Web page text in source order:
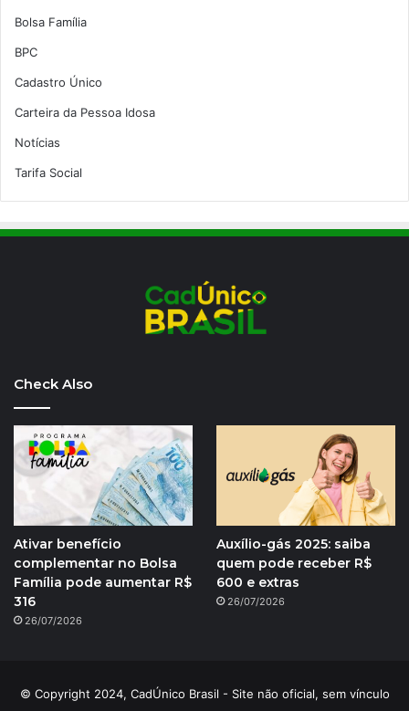
Bolsa Família
BPC
Cadastro Único
Carteira da Pessoa Idosa
Notícias
Tarifa Social
Check Also
Ativar benefício
complementar no Bolsa
Família pode aumentar R$
316
26/07/2026
Auxílio-gás 2025: saiba
quem pode receber R$
600 e extras
26/07/2026
© Copyright 2024, CadÚnico Brasil - Site não oficial, sem vínculo